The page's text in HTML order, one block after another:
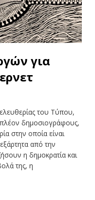
για
του Τύπου,
πλέον δημοσιογράφους,
στην οποία είναι
από την
η δημοκρατία και
της, η